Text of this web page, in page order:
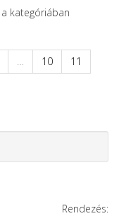
kategóriában
10
11
Rendezés: